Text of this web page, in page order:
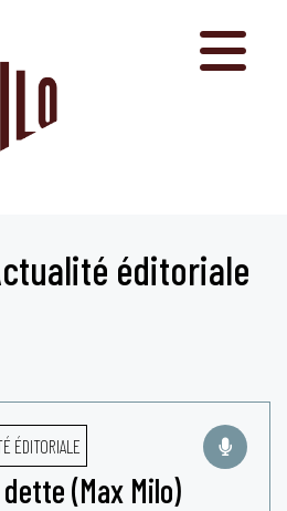
éditoriale
ÉDITORIALE
(Max Milo)